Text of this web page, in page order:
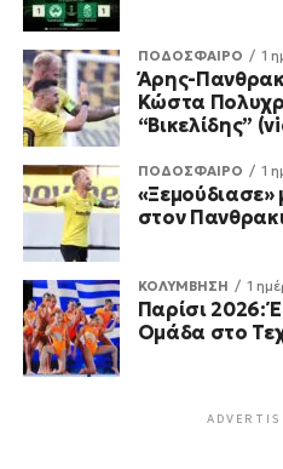
ΠΟΔΟΣΦΑΙΡΟ 1
Άρης-
Κώστα
“Βικελίδης”
ΠΟΔΟΣΦΑΙΡΟ 1
«Ξεμούδιασε»
στον
ΚΟΛΥΜΒΗΣΗ 1
Παρίσι 2026:
Ομάδα στο